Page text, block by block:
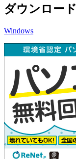
ダウンロード
Windows